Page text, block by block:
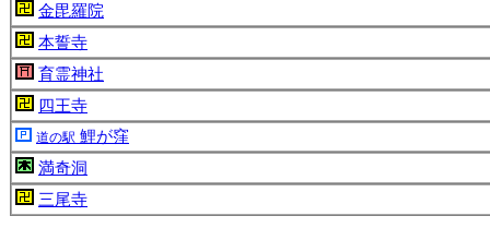
金毘羅院
本誓寺
育霊神社
四王寺
道の駅 鯉が窪
満奇洞
三尾寺